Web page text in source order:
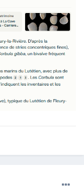
donc pas de
offre chaque jour
avec celui
nous sommes
expérience,